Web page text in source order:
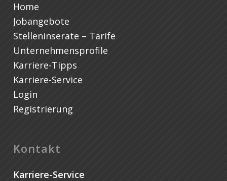
Home
Jobangebote
Stelleninserate – Tarife
Unternehmensprofile
Karriere-Tipps
Karriere-Service
Login
Registrierung
Kontakt
Karriere-Service